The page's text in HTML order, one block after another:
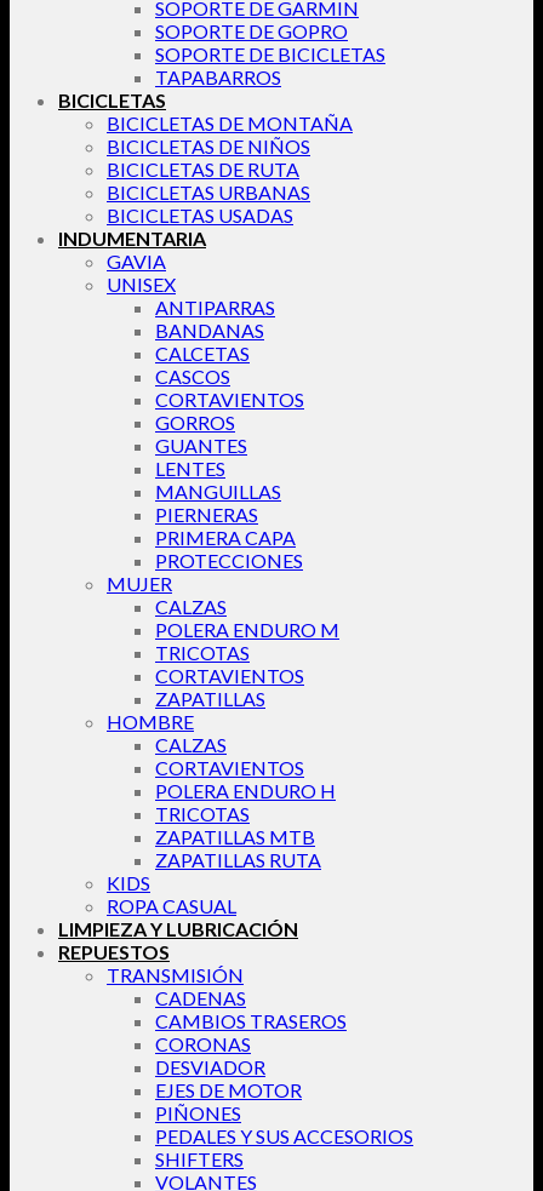
SOPORTE DE GARMIN
SOPORTE DE GOPRO
SOPORTE DE BICICLETAS
TAPABARROS
BICICLETAS
BICICLETAS DE MONTAÑA
BICICLETAS DE NIÑOS
BICICLETAS DE RUTA
BICICLETAS URBANAS
BICICLETAS USADAS
INDUMENTARIA
GAVIA
UNISEX
ANTIPARRAS
BANDANAS
CALCETAS
CASCOS
CORTAVIENTOS
GORROS
GUANTES
LENTES
MANGUILLAS
PIERNERAS
PRIMERA CAPA
PROTECCIONES
MUJER
CALZAS
POLERA ENDURO M
TRICOTAS
CORTAVIENTOS
ZAPATILLAS
HOMBRE
CALZAS
CORTAVIENTOS
POLERA ENDURO H
TRICOTAS
ZAPATILLAS MTB
ZAPATILLAS RUTA
KIDS
ROPA CASUAL
LIMPIEZA Y LUBRICACIÓN
REPUESTOS
TRANSMISIÓN
CADENAS
CAMBIOS TRASEROS
CORONAS
DESVIADOR
EJES DE MOTOR
PIÑONES
PEDALES Y SUS ACCESORIOS
SHIFTERS
VOLANTES